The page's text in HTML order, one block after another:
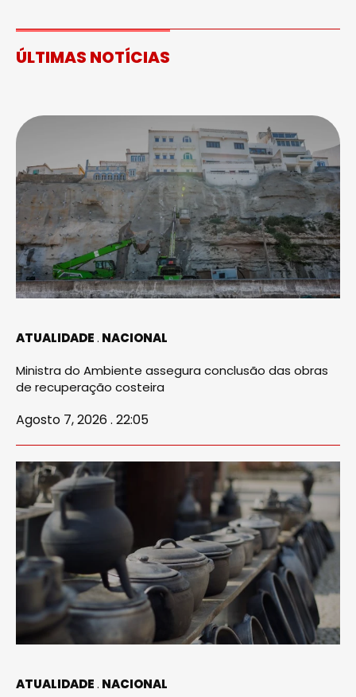
ÚLTIMAS NOTÍCIAS
ATUALIDADE NACIONAL
Ministra do Ambiente assegura conclusão das obras
de recuperação costeira
Agosto 7, 2026 . 22:05
ATUALIDADE NACIONAL